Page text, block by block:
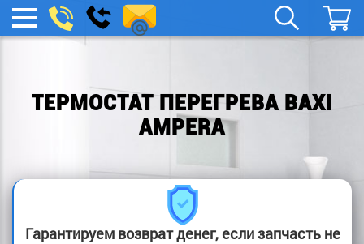
МЕНЮ
boylera@yandex.ru
Заказать
звонок
ТЕРМОСТАТ ПЕРЕГРЕВА BAXI
AMPERA
Гарантируем возврат денег, если запчасть не